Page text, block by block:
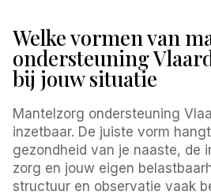
Welke vormen van
ondersteuning
bij jouw situatie
Mantelzorg ondersteuning
inzetbaar. De juiste vorm
gezondheid van je naaste, de
zorg en jouw eigen
structuur en observatie vaak